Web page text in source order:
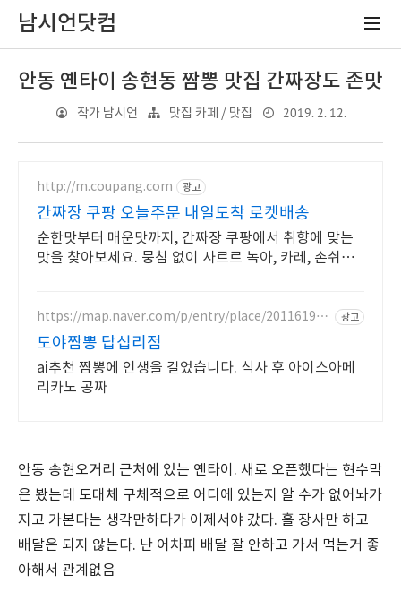
남시언닷컴
안동 옌타이 송현동 짬뽕 맛집 간짜장도 존맛
작가 남시언 맛집 카페 / 맛집 2019. 2. 12.
http://m.coupang.com 광고
간짜장 쿠팡 오늘주문 내일도착 로켓배송
순한맛부터 매운맛까지, 간짜장 쿠팡에서 취향에 맞는
맛을 찾아보세요. 뭉침 없이 사르르 녹아, 카레, 손쉬운
https://map.naver.com/p/entry/place/201161948
광고
도야짬뽕 답십리점
ai추천 짬뽕에 인생을 걸었습니다. 식사 후 아이스아메
리카노 공짜
안동 송현오거리 근처에 있는 옌타이. 새로 오픈했다는 현수막
은 봤는데 도대체 구체적으로 어디에 있는지 알 수가 없어놔가
지고 가본다는 생각만하다가 이제서야 갔다. 홀 장사만 하고
배달은 되지 않는다. 난 어차피 배달 잘 안하고 가서 먹는거 좋
아해서 관계없음